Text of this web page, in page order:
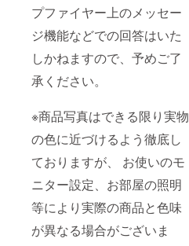
プファイヤー上のメッセー
ジ機能などでの回答はいた
しかねますので、予めご了
承ください。
※商品写真はできる限り実物
の色に近づけるよう徹底し
ておりますが、 お使いのモ
ニター設定、お部屋の照明
等により実際の商品と色味
が異なる場合がございま